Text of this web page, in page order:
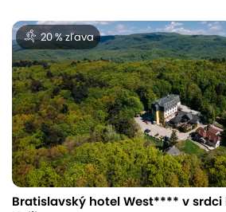
20 % zľava
Bratislavský hotel West**** v srdci